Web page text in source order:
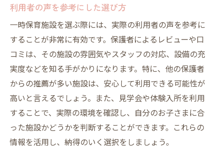
保育者の定期的な研修プログラム
施設の衛生管理と感染症対策
親子参加型イベントの開催
安心感を高める施設のコミュニケーション
地域コミュニティとの連携による安全体制
お子さまの笑顔を守る名古屋市の一時保育施設
子どもが喜ぶアクティビティの紹介
施設が大切にする子どもの個性尊重
心身の発達を促す保育プログラム
利用者の声を参考にした選び方
一時保育施設を選ぶ際には、実際の利用者の声を参考に
することが非常に有効です。保護者によるレビューや口
コミは、その施設の雰囲気やスタッフの対応、設備の充
実度などを知る手がかりになります。特に、他の保護者
からの推薦が多い施設は、安心して利用できる可能性が
高いと言えるでしょう。また、見学会や体験入所を利用
することで、実際の環境を確認し、自分のお子さまに合
った施設かどうかを判断することができます。これらの
情報を活用し、納得のいく選択をしましょう。